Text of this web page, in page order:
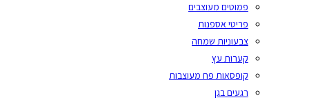
פמוטים מעוצבים
פריטי אספנות
צבעוניות שמחה
קערות עץ
קופסאות פח מעוצבות
רגעים בגן